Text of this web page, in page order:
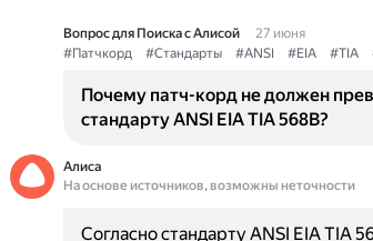
Вопрос для Поиска с Алисой
27 июня
#Патчкорд
#Стандарты #ANSI #EIA #TIA
Почему патч-корд не должен
стандарту ANSI EIA TIA 568B?
Алиса
На основе источников, возможны неточности
Согласно стандарту ANSI EIA TIA